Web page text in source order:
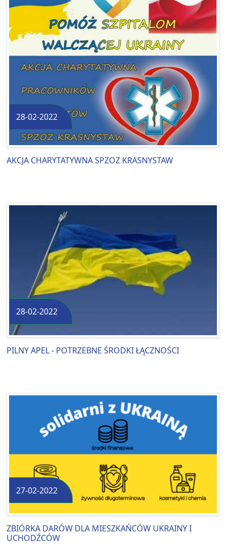
28-02-2022
AKCJA CHARYTATYWNA SPZOZ KRASNYSTAW
28-02-2022
PILNY APEL - POTRZEBNE ŚRODKI ŁĄCZNOŚCI
27-02-2022
ZBIÓRKA DARÓW DLA MIESZKAŃCÓW UKRAINY I
UCHODŹCÓW